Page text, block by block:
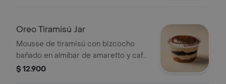
Oreo Tiramisú Jar
Mousse de tiramisú con bizcocho
bañado en almíbar de amaretto y café
con oreo trituradas. 8oz
$ 12.900